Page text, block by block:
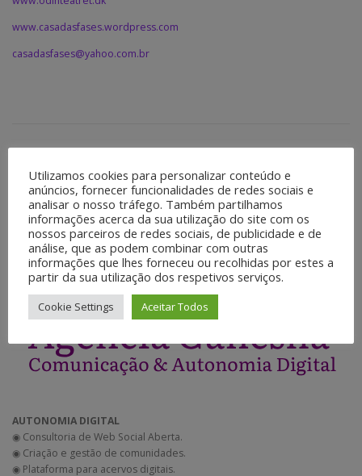
www.casadasfases.wordpress.com
casadasfases@yahoo.com.br
MARCADOPONTOS DE CULTURA
AUTONOMIA DIGITAL
◉ Consultoria de Web Social Aberta.
◉ Criação e gestão de comunidades.
◉ Plataforma para acervos digitais.
Utilizamos cookies para personalizar conteúdo e
anúncios, fornecer funcionalidades de redes sociais e
analisar o nosso tráfego. Também partilhamos
informações acerca da sua utilização do site com os
nossos parceiros de redes sociais, de publicidade e de
análise, que as podem combinar com outras
informações que lhes forneceu ou recolhidas por estes a
partir da sua utilização dos respetivos serviços.
Cookie Settings Aceitar Todos